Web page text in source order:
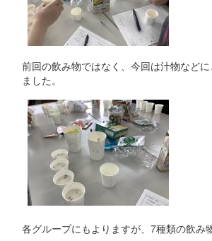
前回の飲み物ではなく、今回は汁物など
ました。
各グループにもよりますが、7種類の飲み